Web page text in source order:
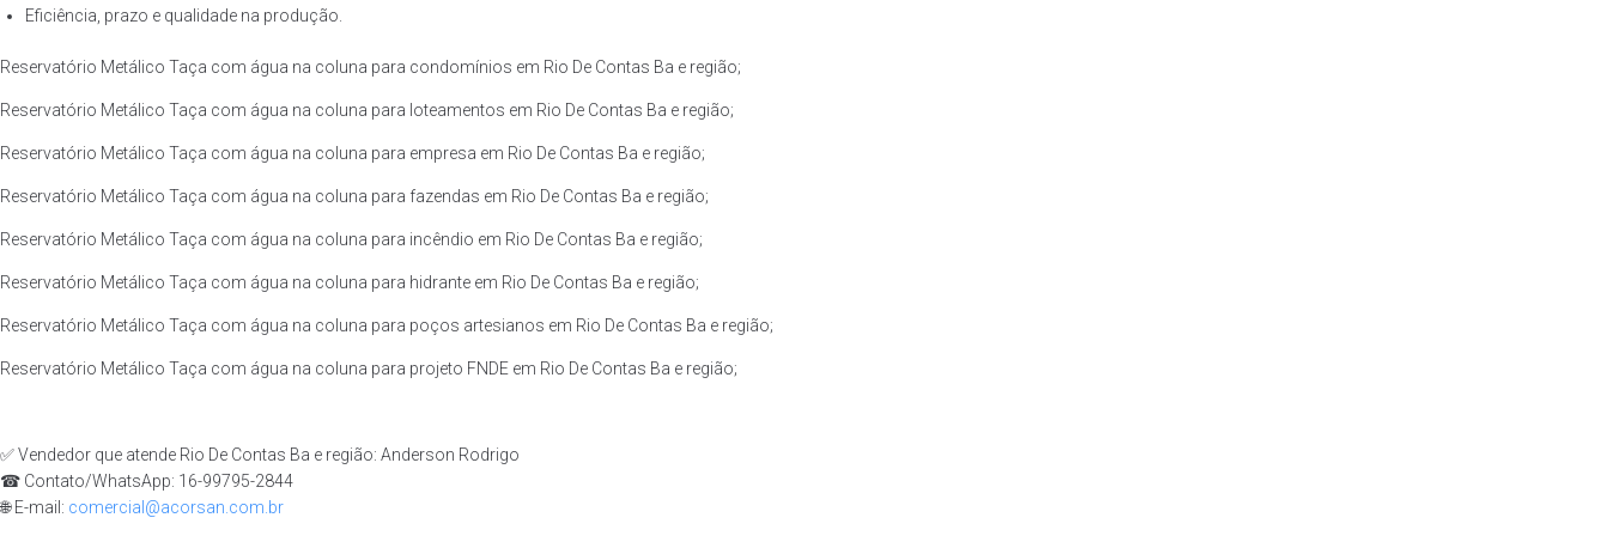
Eficiência, prazo e qualidade na produção.
Reservatório Metálico Taça com água na coluna para condomínios em Rio De Contas Ba e região;
Reservatório Metálico Taça com água na coluna para loteamentos em Rio De Contas Ba e região;
Reservatório Metálico Taça com água na coluna para empresa em Rio De Contas Ba e região;
Reservatório Metálico Taça com água na coluna para fazendas em Rio De Contas Ba e região;
Reservatório Metálico Taça com água na coluna para incêndio em Rio De Contas Ba e região;
Reservatório Metálico Taça com água na coluna para hidrante em Rio De Contas Ba e região;
Reservatório Metálico Taça com água na coluna para poços artesianos em Rio De Contas Ba e região;
Reservatório Metálico Taça com água na coluna para projeto FNDE em Rio De Contas Ba e região;
✅ Vendedor que atende Rio De Contas Ba e região: Anderson Rodrigo
☎ Contato/WhatsApp: 16-99795-2844
🌐 E-mail: comercial@acorsan.com.br